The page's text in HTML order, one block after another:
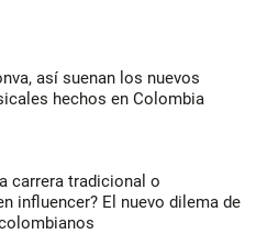
así suenan los nuevos
hechos en Colombia
carrera tradicional o
influencer? El nuevo dilema de